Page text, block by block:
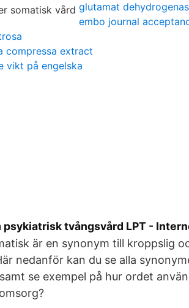
glutamat dehydrogenas
embo journal
compressa extract
vikt på engelska
psykiatrisk tvångsvård LPT -
är en synonym till kroppslig
nedanför kan du se alla
se exempel på hur ordet